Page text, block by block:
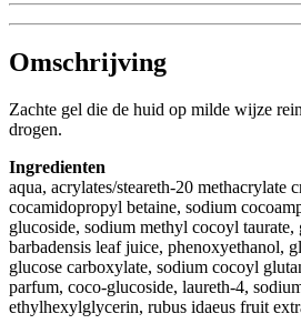
Omschrijving
Zachte gel die de huid op milde wijze
drogen.
Ingredienten
aqua, acrylates/steareth-20 methacrylate
cocamidopropyl betaine, sodium
glucoside, sodium methyl cocoyl taurate,
barbadensis leaf juice, phenoxyethanol,
glucose carboxylate, sodium cocoyl
parfum, coco-glucoside, laureth-4,
ethylhexylglycerin, rubus idaeus fruit